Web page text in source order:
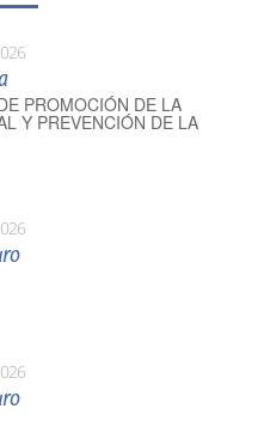
PROMOCIÓN DE LA
Y PREVENCIÓN DE LA